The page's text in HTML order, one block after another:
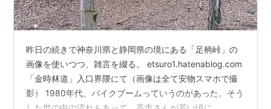
昨日の続きで神奈川県と静岡県の境にある「足柄峠」の
画像を使いつつ、雑言を綴る。 etsuro1.hatenablog.com
「金時林道」入口界隈にて（画像は全て安物スマホで撮
影） 1980年代、バイクブームっていうのがあった。そう